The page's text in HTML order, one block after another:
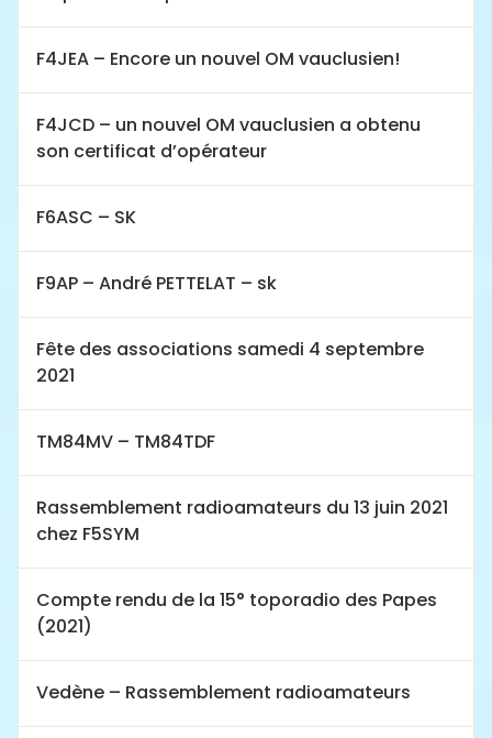
F4JEA – Encore un nouvel OM vauclusien!
F4JCD – un nouvel OM vauclusien a obtenu
son certificat d’opérateur
F6ASC – SK
F9AP – André PETTELAT – sk
Fête des associations samedi 4 septembre
2021
TM84MV – TM84TDF
Rassemblement radioamateurs du 13 juin 2021
chez F5SYM
Compte rendu de la 15° toporadio des Papes
(2021)
Vedène – Rassemblement radioamateurs